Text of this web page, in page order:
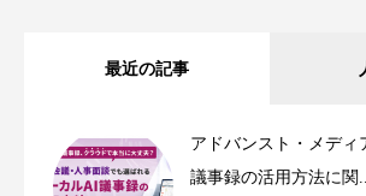
最近の記事
アドバンスト・メディ
議事録の活用方法に関...